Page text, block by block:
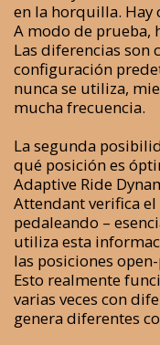
en la horquilla. Hay
A modo de prueba,
Las diferencias son
configuración
nunca se utiliza,
mucha frecuencia.
La segunda
qué posición es
Adaptive Ride
Attendant verifica el
pedaleando –
utiliza esta
las posiciones
Esto realmente
varias veces con
genera diferentes